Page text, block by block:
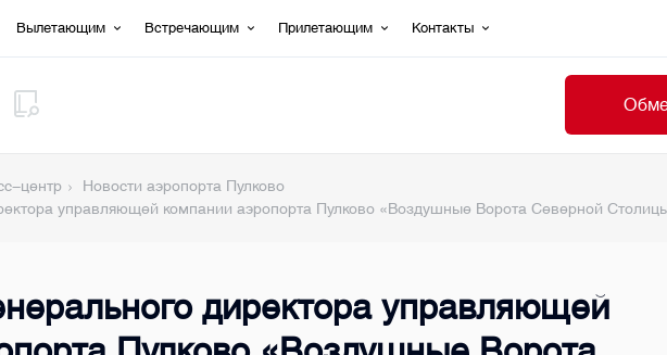
Вылетающим Встречающим Прилетающим Контакты
центр
Новости аэропорта Пулково
управляющей компании аэропорта Пулково «Воздушные Ворота Северной
директора управляющей